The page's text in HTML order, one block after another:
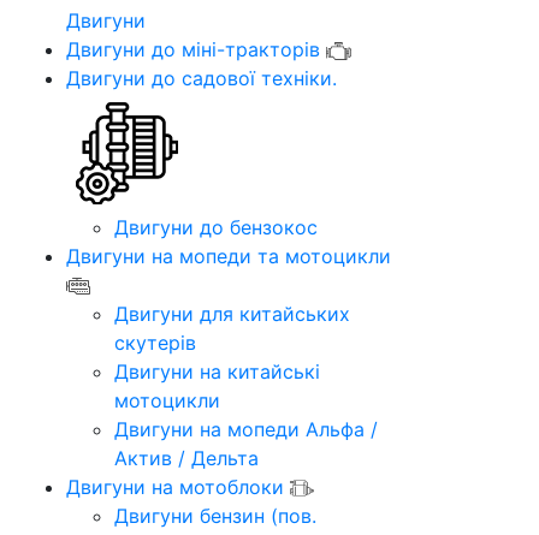
Двигуни
Двигуни до міні-тракторів
Двигуни до садової техніки.
Двигуни до бензокос
Двигуни на мопеди та мотоцикли
Двигуни для китайських
скутерів
Двигуни на китайські
мотоцикли
Двигуни на мопеди Альфа /
Актив / Дельта
Двигуни на мотоблоки
Двигуни бензин (пов.